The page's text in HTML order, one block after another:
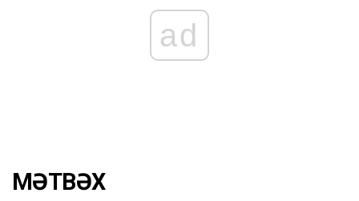
ad
MƏTBƏX